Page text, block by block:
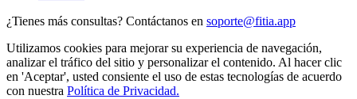
¿Tienes más consultas? Contáctanos en soporte@fitia.app
Utilizamos cookies para mejorar su experiencia de navegación,
analizar el tráfico del sitio y personalizar el contenido. Al hacer clic
en 'Aceptar', usted consiente el uso de estas tecnologías de acuerdo
con nuestra Política de Privacidad.